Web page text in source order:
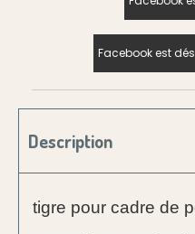
Facebook est
Description
tigre pour cadre de